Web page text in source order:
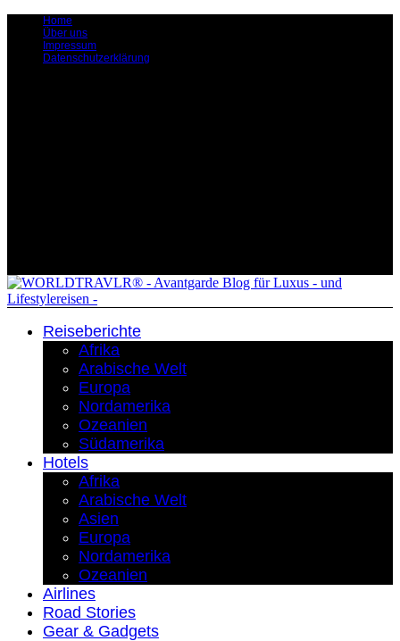
Home
Über uns
Impressum
Datenschutzerklärung
Reiseberichte
Afrika
Arabische Welt
Europa
Nordamerika
Ozeanien
Südamerika
Hotels
Afrika
Arabische Welt
Asien
Europa
Nordamerika
Ozeanien
Airlines
Road Stories
Gear & Gadgets